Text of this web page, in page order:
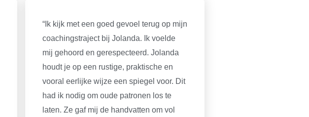
“Ik kijk met een goed gevoel terug op mijn
coachingstraject bij Jolanda. Ik voelde
mij gehoord en gerespecteerd. Jolanda
houdt je op een rustige, praktische en
vooral eerlijke wijze een spiegel voor. Dit
had ik nodig om oude patronen los te
laten. Ze gaf mij de handvatten om vol